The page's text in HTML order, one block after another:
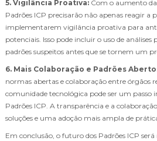
5. Vigilância Proativa: Com o aumento
Padrões ICP precisarão não apenas reagir a
implementarem vigilância proativa para
potenciais. Isso pode incluir o uso de
padrões suspeitos antes que se tornem um
6. Mais Colaboração e Padrões
normas abertas e colaboração entre órgãos
comunidade tecnológica pode ser um
Padrões ICP. A transparência e a
soluções e uma adoção mais ampla de
Em conclusão, o futuro dos Padrões ICP